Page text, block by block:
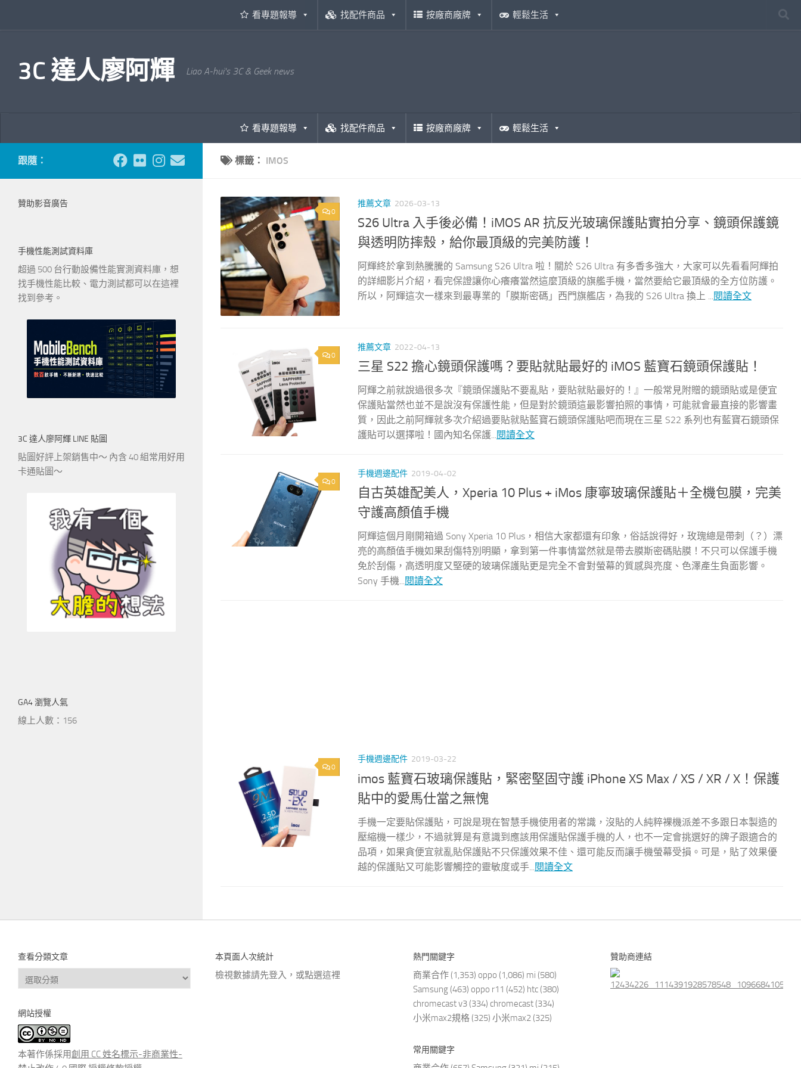
看專題報導 找配件商品 按廠商廠牌 輕鬆生活
3C 達人廖阿輝 Liao A-hui's 3C & Geek news
看專題報導 找配件商品 按廠商廠牌 輕鬆生活
標籤： IMOS
0
推薦文章 2026-03-13
S26 Ultra 入手後必備！iMOS AR 抗反光玻璃保護貼實拍分享、鏡頭保護鏡
與透明防摔殼，給你最頂級的完美防護！
阿輝終於拿到熱騰騰的 Samsung S26 Ultra 啦！關於 S26 Ultra 有多香多強大，大家可以先看看阿輝拍
的詳細影片介紹，看完保證讓你心癢癢當然這麼頂級的旗艦手機，當然要給它最頂級的全方位防護。
所以，阿輝這次一樣來到最專業的「膜斯密碼」西門旗艦店，為我的 S26 Ultra 換上 ...閱讀全文
0
推薦文章 2022-04-13
三星 S22 擔心鏡頭保護嗎？要貼就貼最好的 iMOS 藍寶石鏡頭保護貼！
阿輝之前就說過很多次『鏡頭保護貼不要亂貼，要貼就貼最好的！』一般常見附贈的鏡頭貼或是便宜
保護貼當然也並不是說沒有保護性能，但是對於鏡頭這最影響拍照的事情，可能就會最直接的影響畫
質，因此之前阿輝就多次介紹過要貼就貼藍寶石鏡頭保護貼吧而現在三星 S22 系列也有藍寶石鏡頭保
護貼可以選擇啦！國內知名保護...閱讀全文
0
手機週邊配件 2019-04-02
自古英雄配美人，Xperia 10 Plus + iMos 康寧玻璃保護貼＋全機包膜，完美
守護高顏值手機
阿輝這個月剛開箱過 Sony Xperia 10 Plus，相信大家都還有印象，俗話說得好，玫瑰總是帶刺（？）漂
亮的高顏值手機如果刮傷特別明顯，拿到第一件事情當然就是帶去膜斯密碼貼膜！不只可以保護手機
免於刮傷，高透明度又堅硬的玻璃保護貼更是完全不會對螢幕的質感與亮度、色澤產生負面影響。
Sony 手機...閱讀全文
0
手機週邊配件 2019-03-22
imos 藍寶石玻璃保護貼，緊密堅固守護 iPhone XS Max / XS / XR / X！保護
貼中的愛馬仕當之無愧
手機一定要貼保護貼，可說是現在智慧手機使用者的常識，沒貼的人純粹裸機派差不多跟日本製造的
壓縮機一樣少，不過就算是有意識到應該用保護貼保護手機的人，也不一定會挑選好的牌子跟適合的
品項，如果貪便宜就亂貼保護貼不只保護效果不佳、還可能反而讓手機螢幕受損。可是，貼了效果優
越的保護貼又可能影響觸控的靈敏度或手... 閱讀全文
跟隨：
贊助影音廣告
手機性能測試資料庫
超過 500 台行動設備性能實測資料庫，想
找手機性能比較、電力測試都可以在這裡
找到參考。
3C 達人廖阿輝 LINE 貼圖
貼圖好評上架銷售中～ 內含 40 組常用好用
卡通貼圖～
GA4 瀏覽人氣
線上人數：156
查看分類文章
查
看
類
文
章
網站授權
本著作係採用創用 CC 姓名標示-非商業性-
本頁面人次統計
檢視數據請先登入，或點選這裡
熱門關鍵字
商業合作(1,353) oppo (1,086) mi (580)
Samsung(463) oppo r11 (452) htc(380)
chromecast v3(334) chromecast(334)
小米max2規格(325) 小米max2 (325)
常用關鍵字
贊助商連結